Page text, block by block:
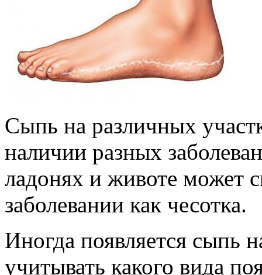
Сыпь на различных
наличии разных
ладонях и животе может
заболевании как чесотка.
Иногда появляется сыпь
учитывать какого вида